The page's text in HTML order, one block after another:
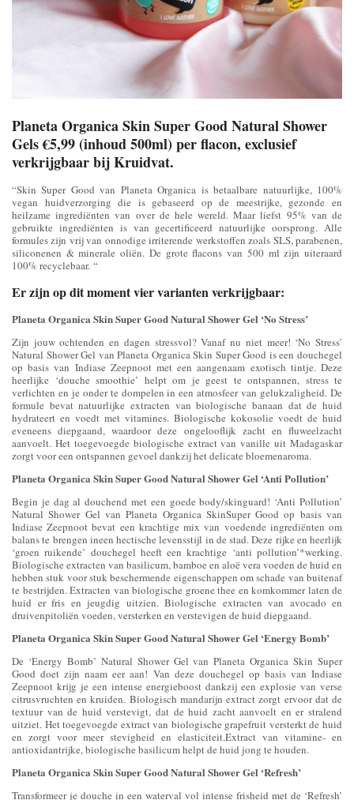
Planeta Organica Skin Super Good Natural Shower
Gels €5,99 (inhoud 500ml) per flacon, exclusief
verkrijgbaar bij Kruidvat.
“Skin Super Good van Planeta Organica is betaalbare natuurlijke, 100%
vegan huidverzorging die is gebaseerd op de meestrijke, gezonde en
heilzame ingrediënten van over de hele wereld. Maar liefst 95% van de
gebruikte ingrediënten is van gecertificeerd natuurlijke oorsprong. Alle
formules zijn vrij van onnodige irriterende werkstoffen zoals SLS, parabenen,
siliconenen & minerale oliën. De grote flacons van 500 ml zijn uiteraard
100% recyclebaar. “
Er zijn op dit moment vier varianten verkrijgbaar:
Planeta Organica Skin Super Good Natural Shower Gel ‘No Stress’
Zijn jouw ochtenden en dagen stressvol? Vanaf nu niet meer! ‘No Stress’
Natural Shower Gel van Planeta Organica Skin Super Good is een douchegel
op basis van Indiase Zeepnoot met een aangenaam exotisch tintje. Deze
heerlijke ‘douche smoothie’ helpt om je geest te ontspannen, stress te
verlichten en je onder te dompelen in een atmosfeer van gelukzaligheid. De
formule bevat natuurlijke extracten van biologische banaan dat de huid
hydrateert en voedt met vitamines. Biologische kokosolie voedt de huid
eveneens diepgaand, waardoor deze ongelooflijk zacht en fluweelzacht
aanvoelt. Het toegevoegde biologische extract van vanille uit Madagaskar
zorgt voor een ontspannen gevoel dankzij het delicate bloemenaroma.
Planeta Organica Skin Super Good Natural Shower Gel ‘Anti Pollution’
Begin je dag al douchend met een goede body/skinguard! ‘Anti Pollution’
Natural Shower Gel van Planeta Organica SkinSuper Good op basis van
Indiase Zeepnoot bevat een krachtige mix van voedende ingrediënten om
balans te brengen ineen hectische levensstijl in de stad. Deze rijke en heerlijk
‘groen ruikende’ douchegel heeft een krachtige ‘anti pollution’*werking.
Biologische extracten van basilicum, bamboe en aloë vera voeden de huid en
hebben stuk voor stuk beschermende eigenschappen om schade van buitenaf
te bestrijden. Extracten van biologische groene thee en komkommer laten de
huid er fris en jeugdig uitzien. Biologische extracten van avocado en
druivenpitoliën voeden, versterken en verstevigen de huid diepgaand.
Planeta Organica Skin Super Good Natural Shower Gel ‘Energy Bomb’
De ‘Energy Bomb’ Natural Shower Gel van Planeta Organica Skin Super
Good doet zijn naam eer aan! Van deze douchegel op basis van Indiase
Zeepnoot krijg je een intense energieboost dankzij een explosie van verse
citrusvruchten en kruiden. Biologisch mandarijn extract zorgt ervoor dat de
textuur van de huid verstevigt, dat de huid zacht aanvoelt en er stralend
uitziet. Het toegevoegde extract van biologische grapefruit versterkt de huid
en zorgt voor meer stevigheid en elasticiteit.Extract van vitamine- en
antioxidantrijke, biologische basilicum helpt de huid jong te houden.
Planeta Organica Skin Super Good Natural Shower Gel ‘Refresh’
Transformeer je douche in een waterval vol intense frisheid met de ‘Refresh’